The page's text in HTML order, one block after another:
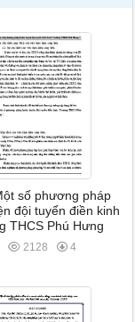
số phương pháp
đội tuyển điền kinh
THCS Phú Hưng
2128 4